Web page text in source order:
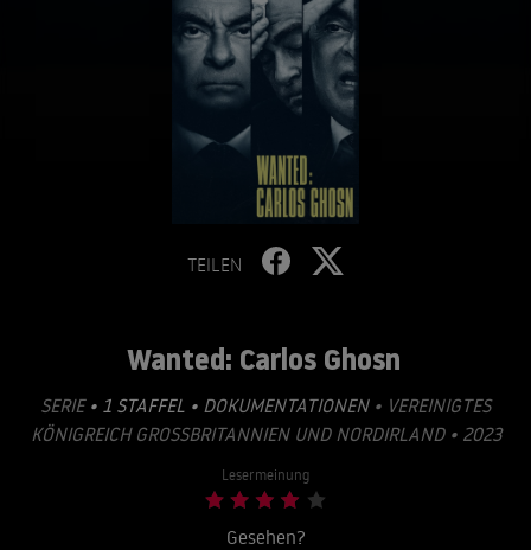
TEILEN
Wanted: Carlos Ghosn
SERIE • 1 STAFFEL • DOKUMENTATIONEN• VEREINIGTES
KÖNIGREICH GROSSBRITANNIEN UND NORDIRLAND • 2023
Lesermeinung
Gesehen?